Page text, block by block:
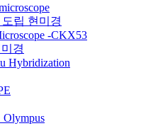
립 현미경
-CKX53
경
Hybridization